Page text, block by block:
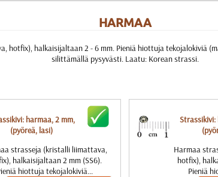
HARMAA
hotfix), halkaisijaltaan 2 - 6 mm. Pieniä hiottuja tekojalokiviä
silittämällä pysyvästi. Laatu: Korean strassi.
harmaa, 2 mm,
(pyöreä, lasi)
strasseja (kristalli liimattava,
halkaisijaltaan 2 mm (SS6).
hiottuja tekojalokiviä...
Strassikivi:
Harmaa
hotfix),
Pieniä